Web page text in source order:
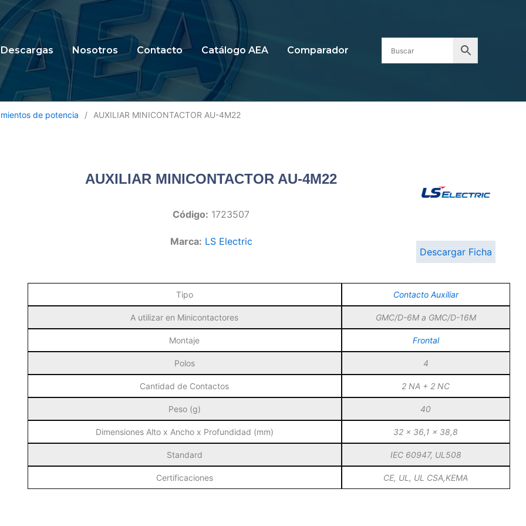
Descargas Nosotros Contacto Catálogo AEA Comparador
de potencia / AUXILIAR MINICONTACTOR AU-4M22
AUXILIAR MINICONTACTOR AU-4M22
Código: 1723507
Marca: LS Electric
Descargar Ficha
Tipo Contacto Auxiliar
A utilizar en Minicontactores GMC/D-6M a GMC/D-16M
Montaje Frontal
Polos 4
Cantidad de Contactos 2 NA + 2 NC
Peso (g) 40
Dimensiones Alto x Ancho x Profundidad (mm) 32 x 36,1 x 38,8
Standard IEC 60947, UL508
Certificaciones CE, UL, UL CSA,KEMA